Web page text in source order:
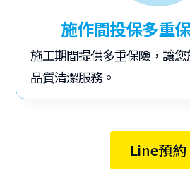
施作間投保多重
施工期間提供多重保險，讓
品質清潔服務。
Line預約